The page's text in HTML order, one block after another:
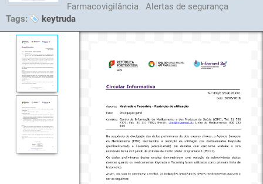
Farmacovigilância
Alertas de segurança
Tags:
keytruda